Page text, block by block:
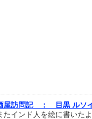
屋訪問記 ：
目黒 ルソ
たインド人を絵に書いた